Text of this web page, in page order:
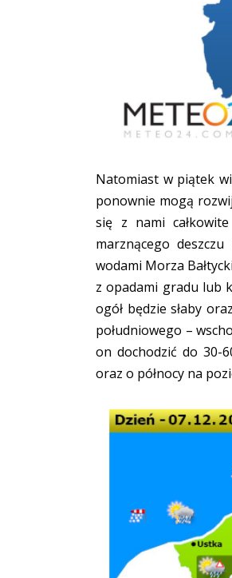
Natomiast w piątek
ponownie mogą
się z nami
marznącego
wodami Morza
z opadami gradu lub
ogół będzie słaby
południowego –
on dochodzić do 30-
oraz o północy na